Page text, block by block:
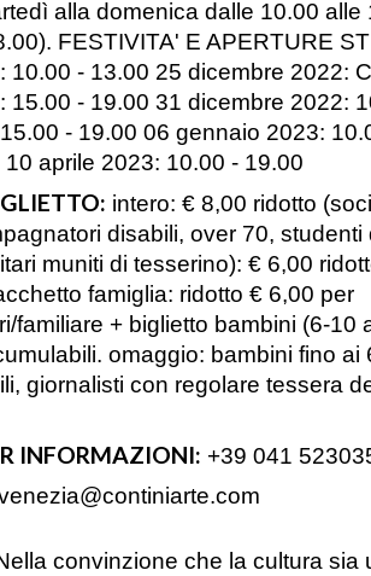
alla domenica dalle 10.00 alle
FESTIVITA' E APERTURE
10.00 - 13.00 25 dicembre 2022:
15.00 - 19.00 31 dicembre 2022:
- 19.00 06 gennaio 2023:
aprile 2023: 10.00 - 19.00
intero: € 8,00 ridotto
disabili, over 70, studenti
muniti di tesserino): € 6,00
famiglia: ridotto € 6,00 per
familiare + biglietto bambini (6-10
omaggio: bambini fino ai
giornalisti con regolare tessera
INFORMAZIONI: +39 041
convinzione che la cultura sia